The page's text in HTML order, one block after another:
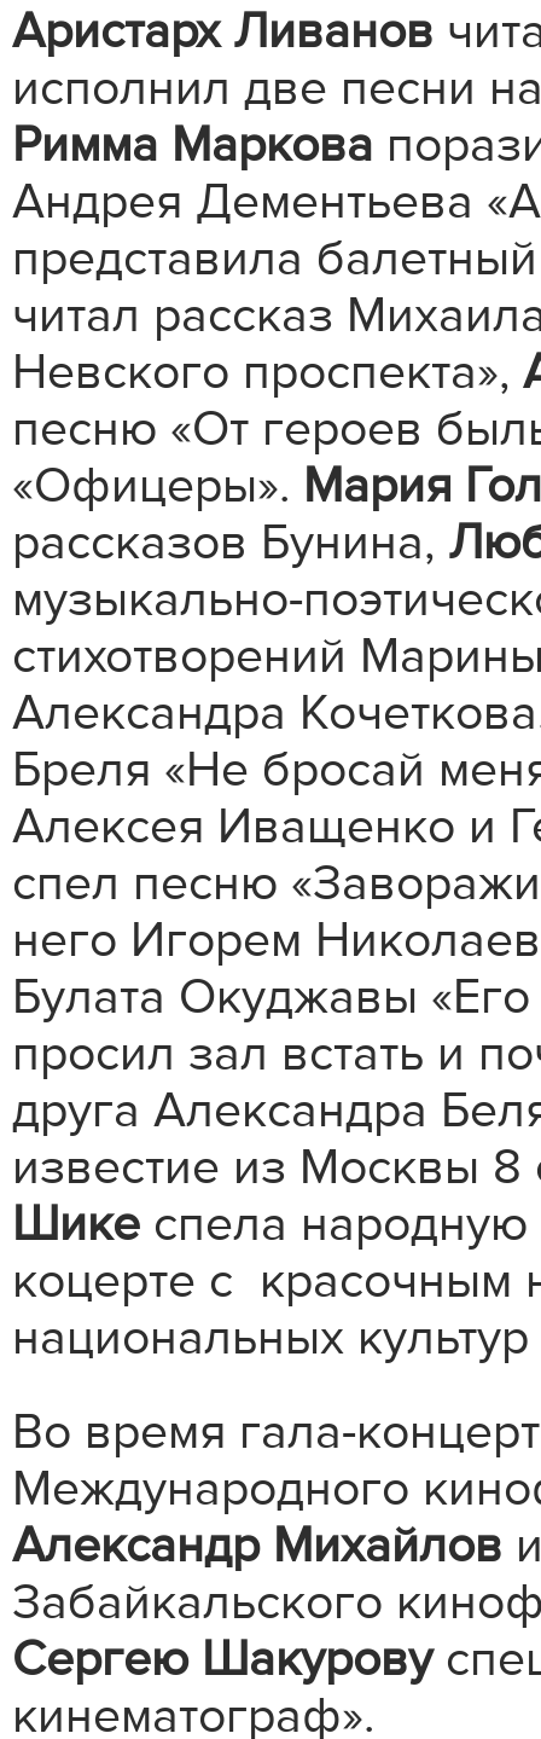
Аристарх Ливанов
исполнил две песни
Римма Маркова
Андрея Дементьева
представила
читал рассказ
Невского проспекта»,
песню «От героев
«Офицеры». Мария
рассказов Бунина,
музыкально-
стихотворений
Александра
Бреля «Не бросай
Алексея Иващенко и
спел песню
него Игорем
Булата Окуджавы
просил зал встать и
друга Александра
известие из Москвы 8
Шике спела
коцерте с красочным
национальных культур
Во время гала-
Международного
Александр Михайлов
Забайкальского
Сергею Шакурову
кинематограф».